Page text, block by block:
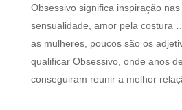
Obsessivo significa inspiração nas
sensualidade, amor pela costura
as mulheres, poucos são os
qualificar Obsessivo, onde anos
conseguiram reunir a melhor